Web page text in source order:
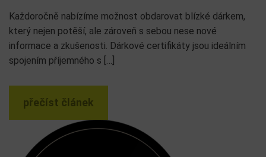
Každoročně nabízíme možnost obdarovat blízké dárkem,
který nejen potěší, ale zároveň s sebou nese nové
informace a zkušenosti. Dárkové certifikáty jsou ideálním
spojením příjemného s […]
přečíst článek